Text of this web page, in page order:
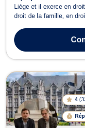
Liège et il exerce en
droit de la famille, en
Dominique
domaine du droit pénal ...
4 (